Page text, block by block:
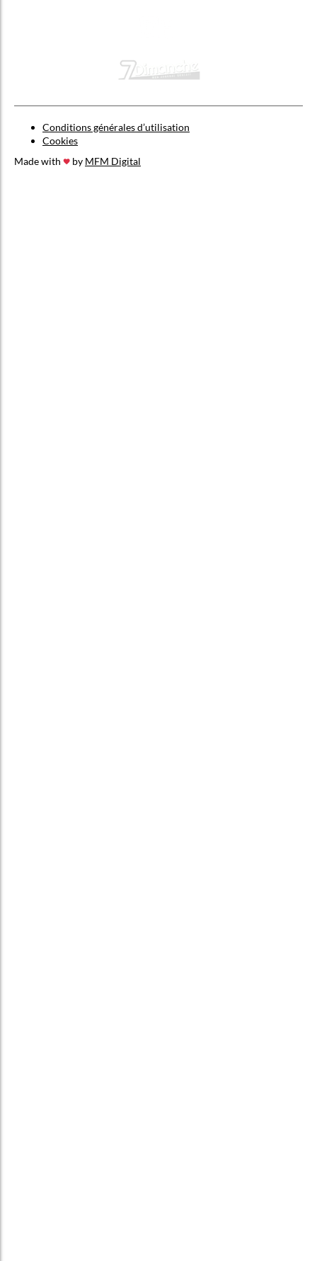
Conditions générales d’utilisation
Cookies
Made with
by MFM Digital